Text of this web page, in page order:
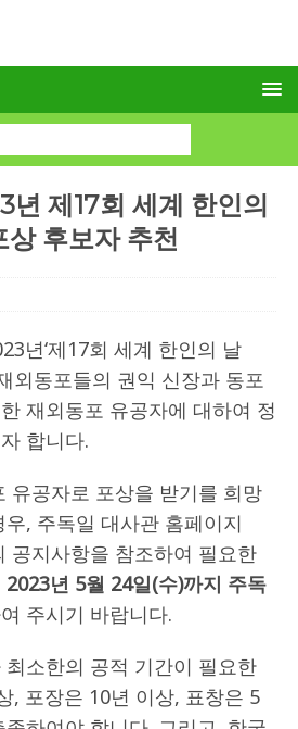
제17회 세계 한인의
상 후보자 추천
년‘제17회 세계 한인의 날
외동포들의 권익 신장과 동포
재외동포 유공자에 대하여 정
합니다.
유공자로 포상을 받기를 희망
, 주독일 대사관 홈페이지
지사항을 참조하여 필요한
2023년 5월 24일(수)까지 주독
주시기 바랍니다.
소한의 공적 기간이 필요한
, 포장은 10년 이상, 표창은 5